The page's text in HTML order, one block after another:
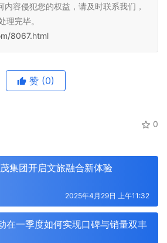
容侵犯您的权益，请及时联系我们，
理完毕。
8067.html
赞 (0)
0
集团开启文旅融合新体验
2025年4月29日 上午11:32
在一季度如何实现口碑与销量双丰